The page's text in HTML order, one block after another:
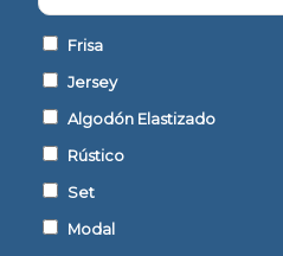
Frisa
Jersey
Algodón Elastizado
Rústico
Set
Modal
Frisa Común
Mostrar detalles